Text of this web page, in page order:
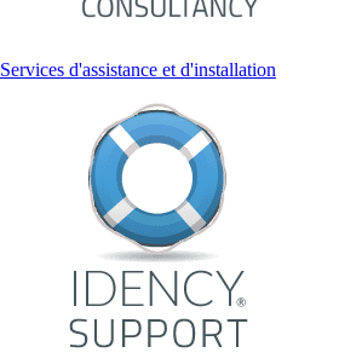
Services d'assistance et d'installation